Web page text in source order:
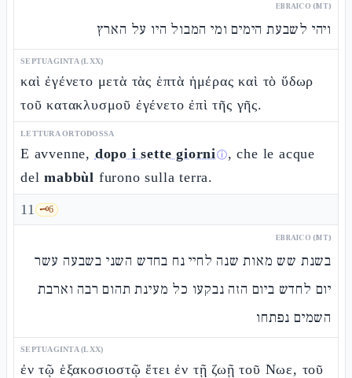
EBRAICO (MT)
ויהי לשבעת הימים ומי המבול היו על הארץ
SEPTUAGINTA (LXX)
καὶ ἐγένετο μετὰ τὰς ἑπτὰ ἡμέρας καὶ τὸ ὕδωρ
τοῦ κατακλυσμοῦ ἐγένετο ἐπὶ τῆς γῆς.
LETTURA ORTODOSSA
E avvenne, dopo i sette giorniⓘ, che le acque
delmabbùl furono sulla terra.
11 🗝️6
EBRAICO (MT)
בשנת שש מאות שנה לחיי נח בחדש השני בשבעה עשר
יום לחדש ביום הזה נבקעו כל מעינת תהום רבה וארבת
השמים נפתחו
SEPTUAGINTA (LXX)
ἐν τῷ ἑξακοσιοστῷ ἔτει ἐν τῇ ζωῇ τοῦ Νωε, τοῦ